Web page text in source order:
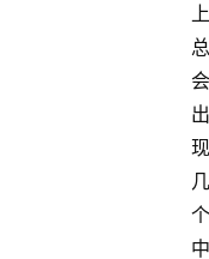
上
总
会
出
现
几
个
中